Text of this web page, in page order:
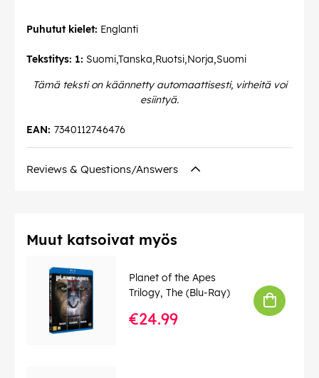
Puhutut kielet: Englanti
Tekstitys: 1: Suomi,Tanska,Ruotsi,Norja,Suomi
Tämä teksti on käännetty automaattisesti, virheitä voi
esiintyä.
7340112746476
EAN:
Reviews & Questions/Answers
Muut katsoivat myös
Planet of the Apes
Trilogy, The (Blu-Ray)
€24.99